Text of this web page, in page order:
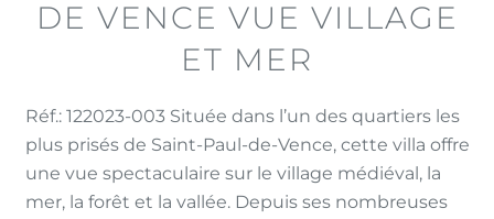
DE VENCE VUE VILLAGE
ET MER
Réf.: 122023-003 Située dans l’un des quartiers les
plus prisés de Saint-Paul-de-Vence, cette villa offre
une vue spectaculaire sur le village médiéval, la
mer, la forêt et la vallée. Depuis ses nombreuses